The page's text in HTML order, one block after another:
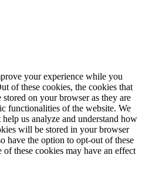
your experience while you
of these cookies, the cookies that
stored on your browser as they are
functionalities of the website. We
us analyze and understand how
will be stored in your browser
have the option to opt-out of these
these cookies may have an effect